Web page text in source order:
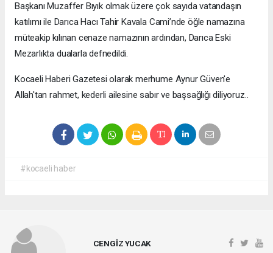
Başkanı Muzaffer Bıyık olmak üzere çok sayıda vatandaşın
katılımı ile Darıca Hacı Tahir Kavala Cami’nde öğle namazına
müteakip kılınan cenaze namazının ardından, Darıca Eski
Mezarlıkta dualarla defnedildi.
Kocaeli Haberi Gazetesi olarak merhume Aynur Güven'e
Allah'tan rahmet, kederli ailesine sabır ve başsağlığı diliyoruz..
#kocaeli haber
CENGİZ YUCAK